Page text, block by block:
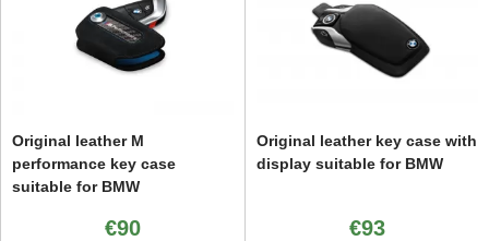
Original leather M
performance key case
suitable for BMW
€90
Original leather key case with
display suitable for BMW
€93